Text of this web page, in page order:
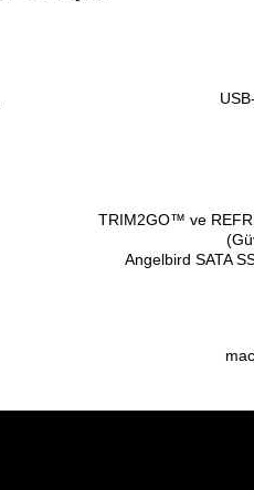
TRIM2GO™ ve
Angelbird SATA